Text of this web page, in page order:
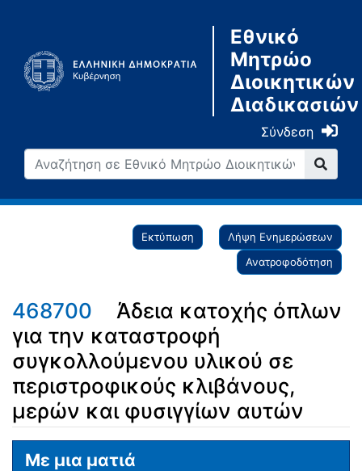
Εθνικό
Μητρώο
Διοικητικών
Διαδικασιών
Σύνδεση
Εκτύπωση
Λήψη Ενημερώσεων
Ανατροφοδότηση
468700
Άδεια κατοχής όπλων
για την καταστροφή
συγκολλούμενου υλικού σε
περιστροφικούς κλιβάνους,
μερών και φυσιγγίων αυτών
Μετάβαση σε: πλοήγηση
Με μια ματιά